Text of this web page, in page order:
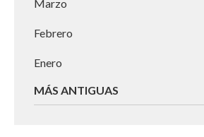
Marzo
Febrero
Enero
MÁS ANTIGUAS